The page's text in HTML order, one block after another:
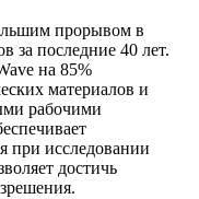
прорывом в
за последние 40 лет.
на 85%
материалов и
рабочими
при исследовании
достичь